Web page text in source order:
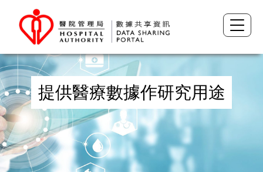
提供醫療數據作研究用途